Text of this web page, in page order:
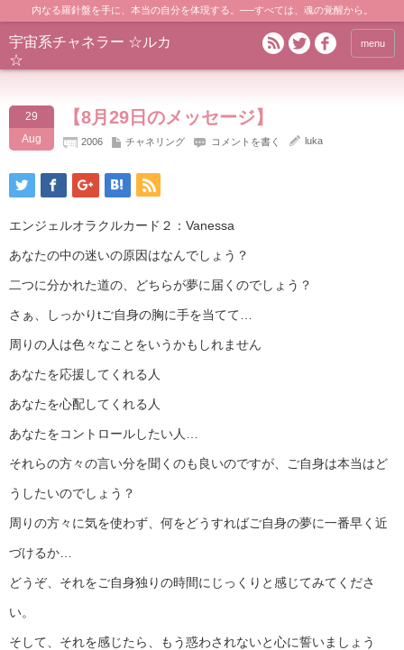
内なる羅針盤を手に、本当の自分を体現する。──すべては、魂の覚醒から。
宇宙系チャネラー ☆ルカ
☆
menu
29
Aug
【8月29日のメッセージ】
2006 チャネリング コメントを書く luka
エンジェルオラクルカード２：Vanessa
あなたの中の迷いの原因はなんでしょう？
二つに分かれた道の、どちらが夢に届くのでしょう？
さぁ、しっかりtご自身の胸に手を当てて…
周りの人は色々なことをいうかもしれません
あなたを応援してくれる人
あなたを心配してくれる人
あなたをコントロールしたい人…
それらの方々の言い分を聞くのも良いのですが、ご自身は本当はど
うしたいのでしょう？
周りの方々に気を使わず、何をどうすればご自身の夢に一番早く近
づけるか…
どうぞ、それをご自身独りの時間にじっくりと感じてみてくださ
い。
そして、それを感じたら、もう惑わされないと心に誓いましょう